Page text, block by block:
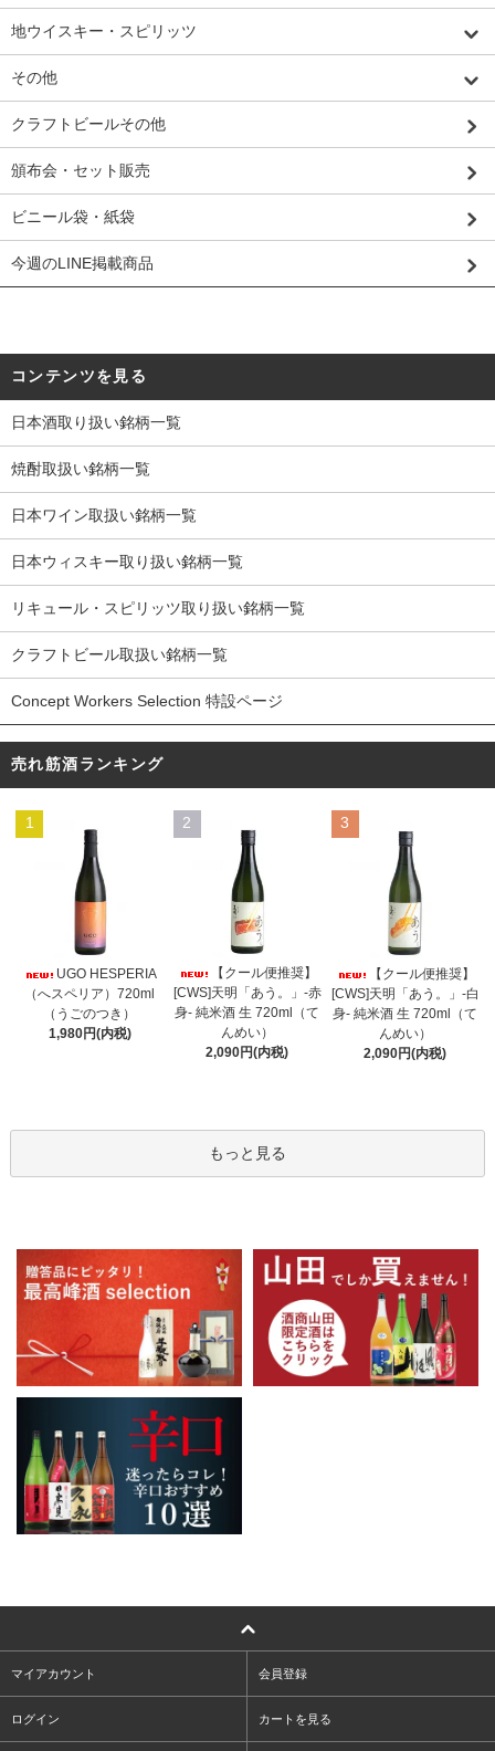
地ウイスキー・スピリッツ
その他
クラフトビールその他
頒布会・セット販売
ビニール袋・紙袋
今週のLINE掲載商品
コンテンツを見る
日本酒取り扱い銘柄一覧
焼酎取扱い銘柄一覧
日本ワイン取扱い銘柄一覧
日本ウィスキー取り扱い銘柄一覧
リキュール・スピリッツ取り扱い銘柄一覧
クラフトビール取扱い銘柄一覧
Concept Workers Selection 特設ページ
売れ筋酒ランキング
1
UGO HESPERIA
（へスペリア）720ml
（うごのつき）
1,980円(内税)
2
【クール便推奨】
[CWS]天明「あう。」-赤
身- 純米酒 生 720ml（て
んめい）
2,090円(内税)
3
【クール便推奨】
[CWS]天明「あう。」-白
身- 純米酒 生 720ml（て
んめい）
2,090円(内税)
もっと見る
マイアカウント 会員登録
ログイン カートを見る